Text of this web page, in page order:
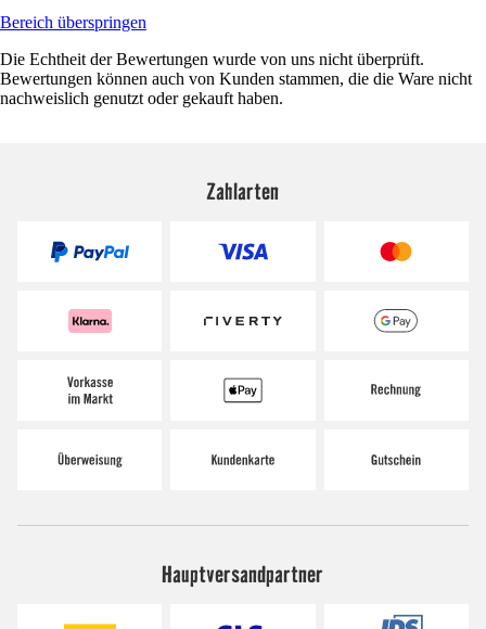
Bereich überspringen
Die Echtheit der Bewertungen wurde von uns nicht überprüft.
Bewertungen können auch von Kunden stammen, die die Ware nicht
nachweislich genutzt oder gekauft haben.
Zahlarten
Hauptversandpartner